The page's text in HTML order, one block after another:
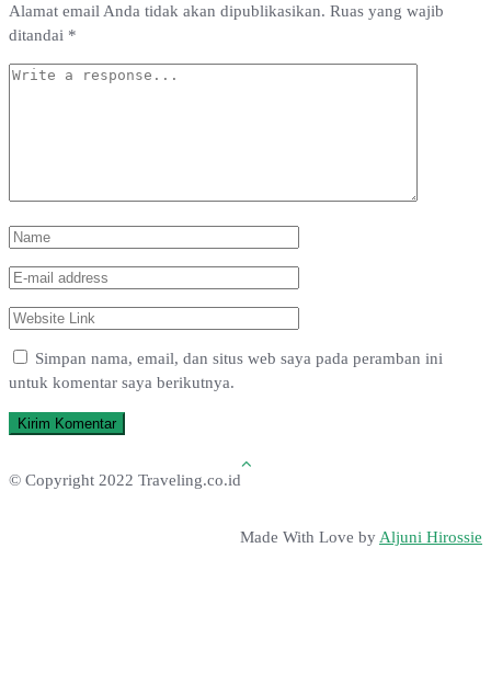
Alamat email Anda tidak akan dipublikasikan. Ruas yang wajib
ditandai *
Simpan nama, email, dan situs web saya pada peramban ini
untuk komentar saya berikutnya.
© Copyright 2022 Traveling.co.id
Made With Love byAljuni Hirossie